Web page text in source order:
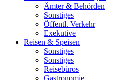
Ämter & Behörden
Sonstiges
Öffentl. Verkehr
Exekutive
Reisen & Speisen
Sonstiges
Sonstiges
Reisebüros
Gastronomie